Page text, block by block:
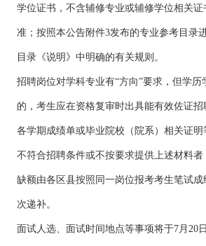
学位证书，不含辅修专业或辅修学位相关
准；按照本公告附件3发布的专业参考目录
目录《说明》中明确的有关规则。
招聘岗位对学科专业有“方向”要求，但学历
的，考生应在资格复审时出具能有效佐证招
各学期成绩单或毕业院校（院系）相关证
不符合招聘条件或不按要求提供上述材料
缺额由各区县按照同一岗位报考考生笔试
次递补。
面试人选、面试时间地点等事项将于7月20